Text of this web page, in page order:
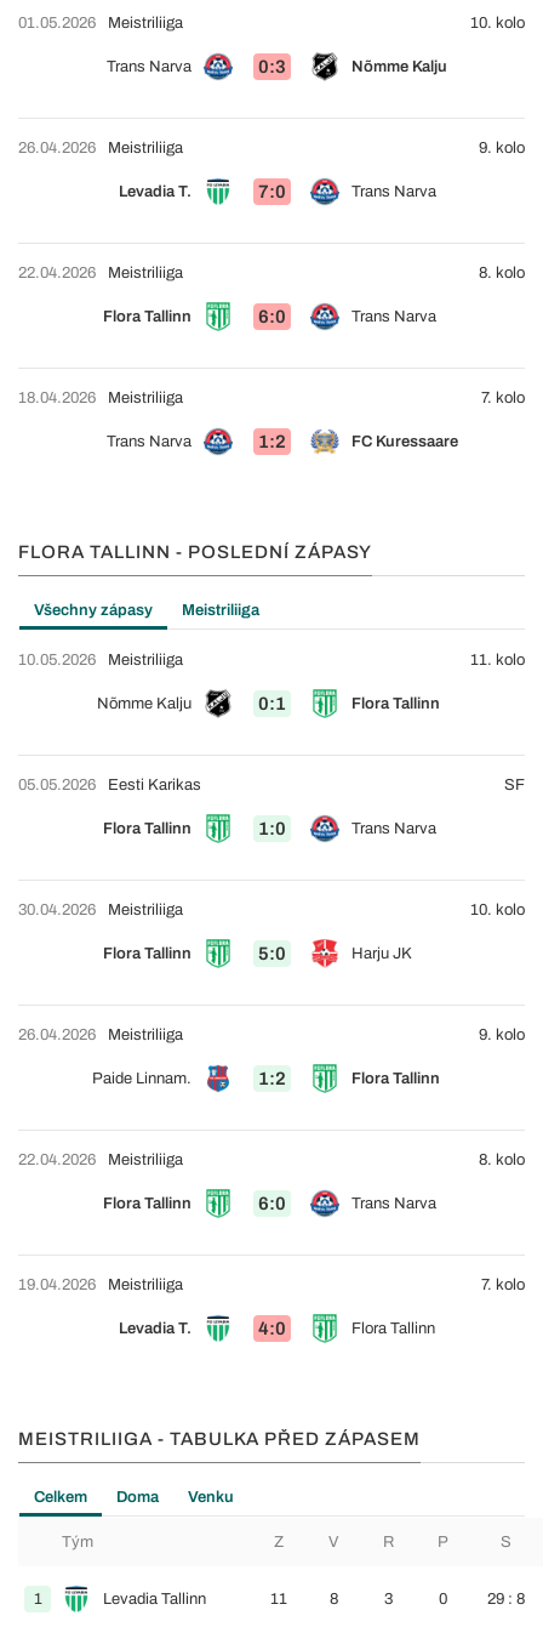
01.05.2026
Trans Narva 0:3 Nõmme Kalju
Meistriliiga 10. kolo
26.04.2026
Levadia T. 7:0 Trans Narva
Meistriliiga 9. kolo
22.04.2026
Flora Tallinn 6:0 Trans Narva
Meistriliiga 8. kolo
18.04.2026
Trans Narva 1:2 FC Kuressaare
Meistriliiga 7. kolo
FLORA TALLINN - POSLEDNÍ ZÁPASY
Všechny zápasy Meistriliiga
10.05.2026
Nõmme Kalju 0:1 Flora Tallinn
Meistriliiga 11. kolo
05.05.2026
Flora Tallinn 1:0 Trans Narva
Eesti Karikas SF
30.04.2026
Flora Tallinn 5:0 Harju JK
Meistriliiga 10. kolo
26.04.2026
Paide Linnam. 1:2 Flora Tallinn
Meistriliiga 9. kolo
22.04.2026
Flora Tallinn 6:0 Trans Narva
Meistriliiga 8. kolo
19.04.2026
Levadia T. 4:0 Flora Tallinn
Meistriliiga 7. kolo
MEISTRILIIGA - TABULKA PŘED ZÁPASEM
Celkem Doma Venku
Tým Z V R P S
1 Levadia Tallinn 11 8 3 0 29 : 8